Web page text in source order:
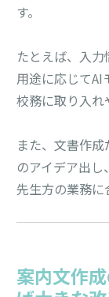
す。
たとえば、入力
用途に応じてAI
校務に取り入れ
また、文書作
のアイデア出し
先生方の業務に
案内文作